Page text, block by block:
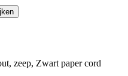
zeep, Zwart paper cord